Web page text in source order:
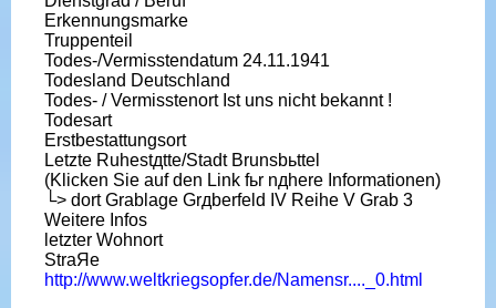
Erkennungsmarke
Truppenteil
Todes-/Vermisstendatum 24.11.1941
Todesland Deutschland
Todes- / Vermisstenort Ist uns nicht bekannt !
Todesart
Erstbestattungsort
Letzte Ruhestдtte/Stadt Brunsbьttel
(Klicken Sie auf den Link fьr nдhere Informationen)
└> dort Grablage Grдberfeld IV Reihe V Grab 3
Weitere Infos
letzter Wohnort
StraЯe
http://www.weltkriegsopfer.de/Namensr...._0.html